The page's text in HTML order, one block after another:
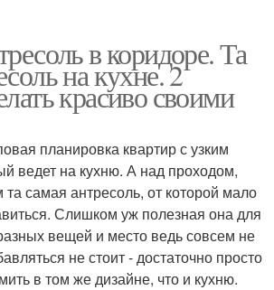
в коридоре. Та
на кухне. 2
красиво своими
планировка квартир с узким
ведет на кухню. А над проходом,
самая антресоль, от которой мало
Слишком уж полезная она для
вещей и место ведь совсем не
не стоит - достаточно просто
в том же дизайне, что и кухню.